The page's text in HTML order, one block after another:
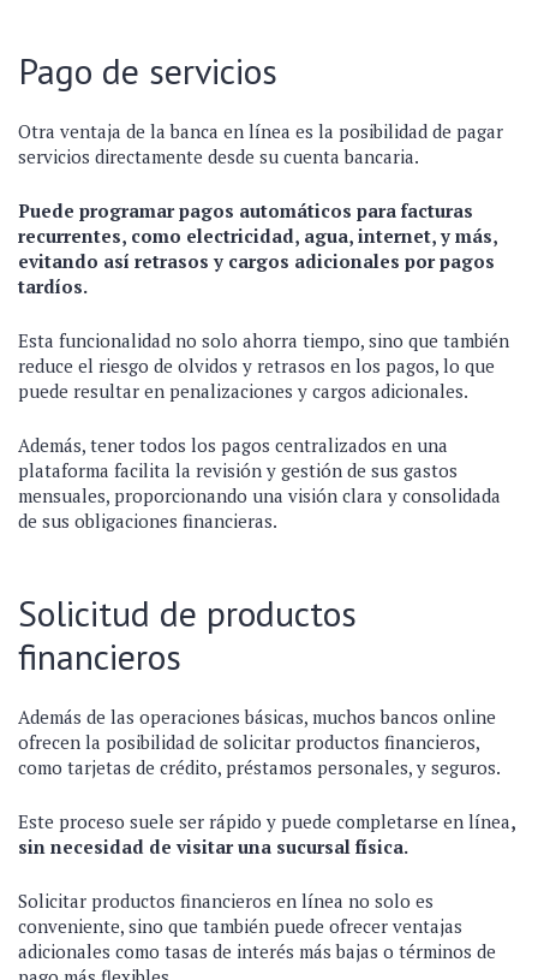
Pago de servicios
Otra ventaja de la banca en línea es la posibilidad de pagar
servicios directamente desde su cuenta bancaria.
Puede programar pagos automáticos para facturas
recurrentes, como electricidad, agua, internet, y más,
evitando así retrasos y cargos adicionales por pagos
tardíos.
Esta funcionalidad no solo ahorra tiempo, sino que también
reduce el riesgo de olvidos y retrasos en los pagos, lo que
puede resultar en penalizaciones y cargos adicionales.
Además, tener todos los pagos centralizados en una
plataforma facilita la revisión y gestión de sus gastos
mensuales, proporcionando una visión clara y consolidada
de sus obligaciones financieras.
Solicitud de productos
financieros
Además de las operaciones básicas, muchos bancos online
ofrecen la posibilidad de solicitar productos financieros,
como tarjetas de crédito, préstamos personales, y seguros.
Este proceso suele ser rápido y puede completarse en línea,
sin necesidad de visitar una sucursal física.
Solicitar productos financieros en línea no solo es
conveniente, sino que también puede ofrecer ventajas
adicionales como tasas de interés más bajas o términos de